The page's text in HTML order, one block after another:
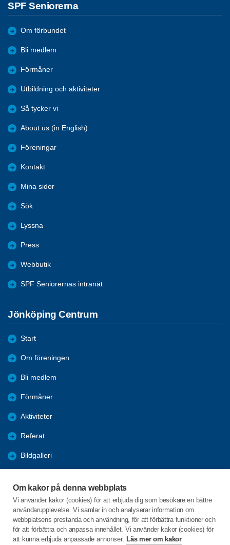
Om kakor på denna webbplats
Vi använder kakor (cookies) för att erbjuda dig som besökare en bättre
användarupplevelse. Vi samlar in och analyserar information om
webbplatsens prestanda och användning, för att förbättra funktioner och
för att förbättra och anpassa innehållet. Vi använder kakor (cookies) för
att kunna erbjuda anpassade annonser. Läs mer om kakor
SPF Seniorerna
Om förbundet
Bli medlem
Förmåner
Utbildning och aktiviteter
Så tycker vi
About us (in English)
Föreningar
Kontakt
Mina sidor
Sök
Lyssna
Press
Webbutik
SPF Seniorernas intranät
Jönköping Centrum
Start
Om föreningen
Bli medlem
Förmåner
Aktiviteter
Referat
Bildgalleri
Engagera DIG i vår förening